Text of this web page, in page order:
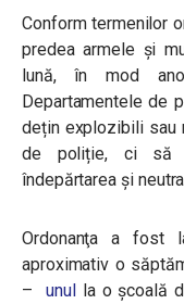
Conform termenilor
predea armele şi
lună, în mod
Departamentele de
dețin explozibili sau
de poliție, ci să
îndepărtarea și
Ordonanţa a fost
aproximativ o
– unulla o şcoală